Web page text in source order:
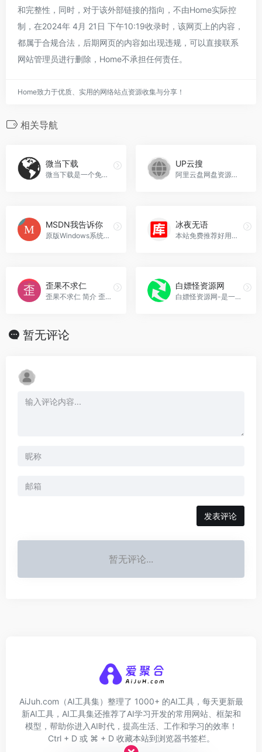
和完整性，同时，对于该外部链接的指向，不由Home实际控
制，在2024年 4月 21日 下午10:19收录时，该网页上的内容，
都属于合规合法，后期网页的内容如出现违规，可以直接联系
网站管理员进行删除，Home不承担任何责任。
Home致力于优质、实用的网络站点资源收集与分享！
相关导航
微当下载
微当下载是一个免费的软件下载站，以官方软件、绿色软件、浏览器、单机游戏、手机软件、手机游戏等软件为主，全站下载提供CDN加速，让您享受满速下载的体验，微当下载官网入口网址
UP云搜
阿里云盘网盘资源搜索引擎，UP云搜官网入口网址
MSDN我告诉你
原版Windows系统下载网站，MSDN我告诉你官网入口网址
冰夜无语
本站免费推荐好用实用的软件及资源，我们的宗旨：免费、实用、绿色、安全 !，冰夜无语官网入口网址
歪果不求仁
歪果不求仁 简介 歪果不求...，歪果不求仁官网入口网址
白嫖怪资源网
白嫖怪资源网-是一个免费共享资源网，白嫖怪资源网官网入口网址
暂无评论
发表评论
暂无评论...
AiJuh.com（AI工具集）整理了 1000+ 的AI工具，每天更新最
新AI工具，AI工具集还推荐了AI学习开发的常用网站、框架和
模型，帮助你进入AI时代，提高生活、工作和学习的效率！
Ctrl + D 或 ⌘ + D 收藏本站到浏览器书签栏。